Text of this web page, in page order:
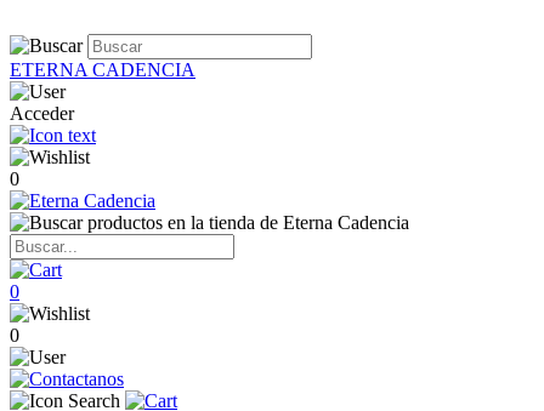
ETERNA CADENCIA
Acceder
0
0
0